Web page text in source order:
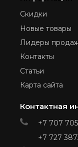
Скидки
Новые товары
Лидеры
Контакты
Статьи
Карта сайта
Контактная
+7 707
+7 727